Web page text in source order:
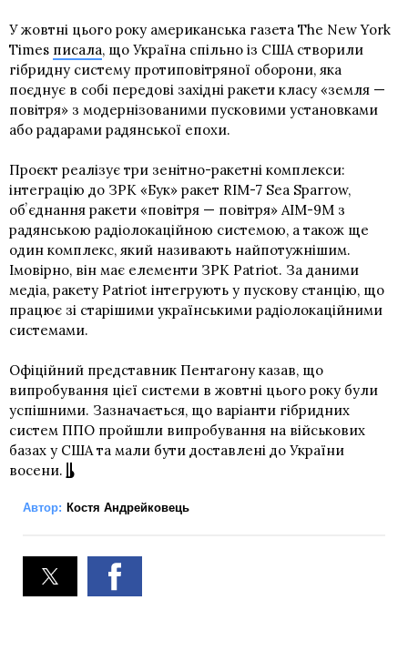
У жовтні цього року американська газета The New York
Times писала, що Україна спільно із США створили
гібридну систему протиповітряної оборони, яка
поєднує в собі передові західні ракети класу «земля —
повітря» з модернізованими пусковими установками
або радарами радянської епохи.
Проєкт реалізує три зенітно-ракетні комплекси:
інтеграцію до ЗРК «Бук» ракет RIM-7 Sea Sparrow,
обʼєднання ракети «повітря — повітря» AIM-9M з
радянською радіолокаційною системою, а також ще
один комплекс, який називають найпотужнішим.
Імовірно, він має елементи ЗРК Patriot. За даними
медіа, ракету Patriot інтегрують у пускову станцію, що
працює зі старішими українськими радіолокаційними
системами.
Офіційний представник Пентагону казав, що
випробування цієї системи в жовтні цього року були
успішними. Зазначається, що варіанти гібридних
систем ППО пройшли випробування на військових
базах у США та мали бути доставлені до України
восени.
Автор: Костя Андрейковець